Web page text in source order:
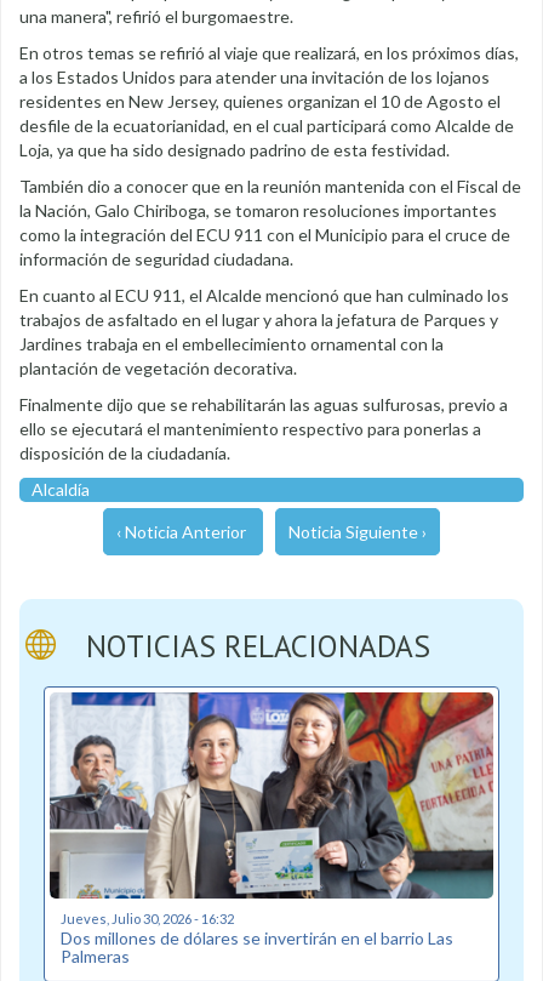
una manera", refirió el burgomaestre.
En otros temas se refirió al viaje que realizará, en los próximos días,
a los Estados Unidos para atender una invitación de los lojanos
residentes en New Jersey, quienes organizan el 10 de Agosto el
desfile de la ecuatorianidad, en el cual participará como Alcalde de
Loja, ya que ha sido designado padrino de esta festividad.
También dio a conocer que en la reunión mantenida con el Fiscal de
la Nación, Galo Chiriboga, se tomaron resoluciones importantes
como la integración del ECU 911 con el Municipio para el cruce de
información de seguridad ciudadana.
En cuanto al ECU 911, el Alcalde mencionó que han culminado los
trabajos de asfaltado en el lugar y ahora la jefatura de Parques y
Jardines trabaja en el embellecimiento ornamental con la
plantación de vegetación decorativa.
Finalmente dijo que se rehabilitarán las aguas sulfurosas, previo a
ello se ejecutará el mantenimiento respectivo para ponerlas a
disposición de la ciudadanía.
Alcaldía
‹ Noticia Anterior Noticia Siguiente ›
NOTICIAS RELACIONADAS
Jueves, Julio 30, 2026 - 16:32
Dos millones de dólares se invertirán en el barrio Las
Palmeras